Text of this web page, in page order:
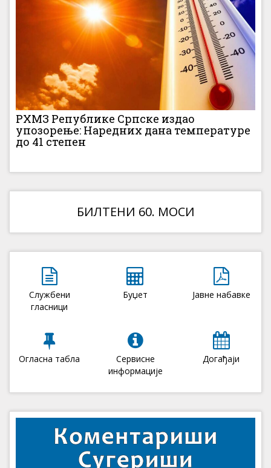
РХМЗ Републике Српске издао
упозорење: Наредних дана температуре
до 41 степен
БИЛТЕНИ 60. МОСИ
Службени
гласници
Буџет Јавне набавке
Огласна табла
Сервисне
информације
Догађаји